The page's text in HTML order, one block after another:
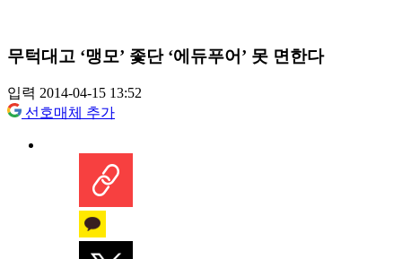
무턱대고 ‘맹모’ 좇단 ‘에듀푸어’ 못 면한다
입력 2014-04-15 13:52
선호매체 추가